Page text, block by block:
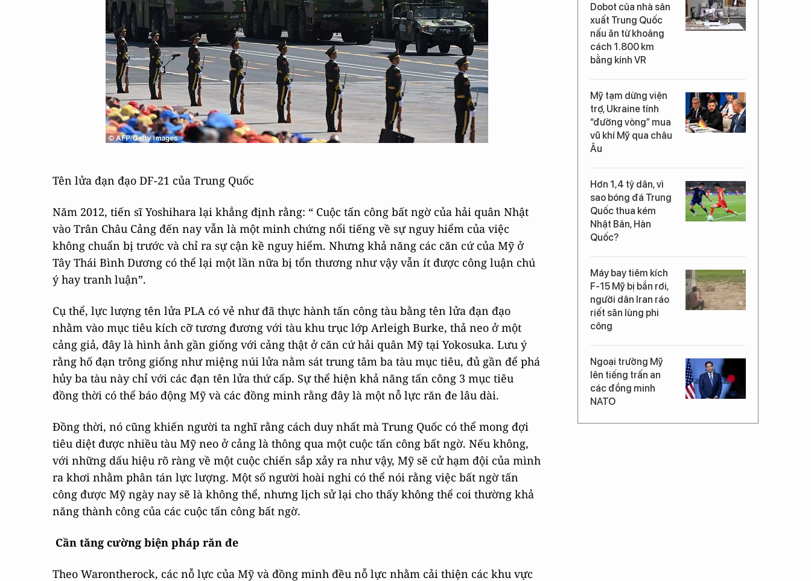
Tên lửa đạn đạo DF-21 của Trung Quốc
Năm 2012, tiến sĩ Yoshihara lại khẳng định rằng: “ Cuộc tấn công bất ngờ của hải quân Nhật
vào Trân Châu Cảng đến nay vẫn là một minh chứng nổi tiếng về sự nguy hiểm của việc
không chuẩn bị trước và chỉ ra sự cận kề nguy hiểm. Nhưng khả năng các căn cứ của Mỹ ở
Tây Thái Bình Dương có thể lại một lần nữa bị tổn thương như vậy vẫn ít được công luận chú
ý hay tranh luận”.
Cụ thể, lực lượng tên lửa PLA có vẻ như đã thực hành tấn công tàu bằng tên lửa đạn đạo
nhằm vào mục tiêu kích cỡ tương đương với tàu khu trục lớp Arleigh Burke, thả neo ở một
cảng giả, đây là hình ảnh gần giống với cảng thật ở căn cứ hải quân Mỹ tại Yokosuka. Lưu ý
rằng hố đạn trông giống như miệng núi lửa nằm sát trung tâm ba tàu mục tiêu, đủ gần để phá
hủy ba tàu này chỉ với các đạn tên lửa thứ cấp. Sự thể hiện khả năng tấn công 3 mục tiêu
đồng thời có thể báo động Mỹ và các đồng minh rằng đây là một nỗ lực răn đe lâu dài.
Đồng thời, nó cũng khiến người ta nghĩ rằng cách duy nhất mà Trung Quốc có thể mong đợi
tiêu diệt được nhiều tàu Mỹ neo ở cảng là thông qua một cuộc tấn công bất ngờ. Nếu không,
với những dấu hiệu rõ ràng về một cuộc chiến sắp xảy ra như vậy, Mỹ sẽ cử hạm đội của mình
ra khơi nhằm phân tán lực lượng. Một số người hoài nghi có thể nói rằng việc bất ngờ tấn
công được Mỹ ngày nay sẽ là không thể, nhưng lịch sử lại cho thấy không thể coi thường khả
năng thành công của các cuộc tấn công bất ngờ.
Cần tăng cường biện pháp răn đe
Theo Warontherock, các nỗ lực của Mỹ và đồng minh đều nỗ lực nhằm cải thiện các khu vực
Dobot của nhà sản
xuất Trung Quốc
nấu ăn từ khoảng
cách 1.800 km
bằng kính VR
Mỹ tạm dừng viện
trợ, Ukraine tính
“đường vòng” mua
vũ khí Mỹ qua châu
Âu
Hơn 1,4 tỷ dân, vì
sao bóng đá Trung
Quốc thua kém
Nhật Bản, Hàn
Quốc?
Máy bay tiêm kích
F-15 Mỹ bị bắn rơi,
người dân Iran ráo
riết săn lùng phi
công
Ngoại trưởng Mỹ
lên tiếng trấn an
các đồng minh
NATO